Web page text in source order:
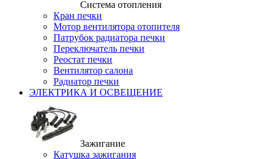
Система отопления
Кран печки
Мотор вентилятора отопителя
Патрубок радиатора печки
Переключатель печки
Реостат печки
Вентилятор салона
Радиатор печки
ЭЛЕКТРИКА И ОСВЕЩЕНИЕ
Зажигание
Катушка зажигания